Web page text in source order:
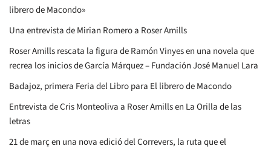
librero de Macondo»
Una entrevista de Mirian Romero a Roser Amills
Roser Amills rescata la figura de Ramón Vinyes en una novela que
recrea los inicios de García Márquez – Fundación José Manuel Lara
Badajoz, primera Feria del Libro para El librero de Macondo
Entrevista de Cris Monteoliva a Roser Amills en La Orilla de las
letras
21 de març en una nova edició del Correvers, la ruta que el